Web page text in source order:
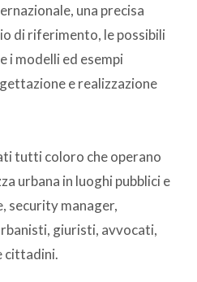
una precisa
di riferimento, le possibili
i modelli ed esempi
e realizzazione
tutti coloro che operano
urbana in luoghi pubblici e
security manager,
giuristi, avvocati,
cittadini.